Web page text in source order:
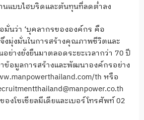
นแบบไฮบริดและต้นทุนที่ลดต่ำลง
มั่นว่า ‘บุคลากรขององค์กร คือ
งมุ่งมั่นในการสร้างคุณภาพชีวิตและ
างยั่งยืนมาตลอดระยะเวลากว่า 70 ปี
ข้อมูลการสร้างและพัฒนาองค์กรอย่าง
th หรือ
งโซเชียลมีเดียและเบอร์โทรศัพท์ 02